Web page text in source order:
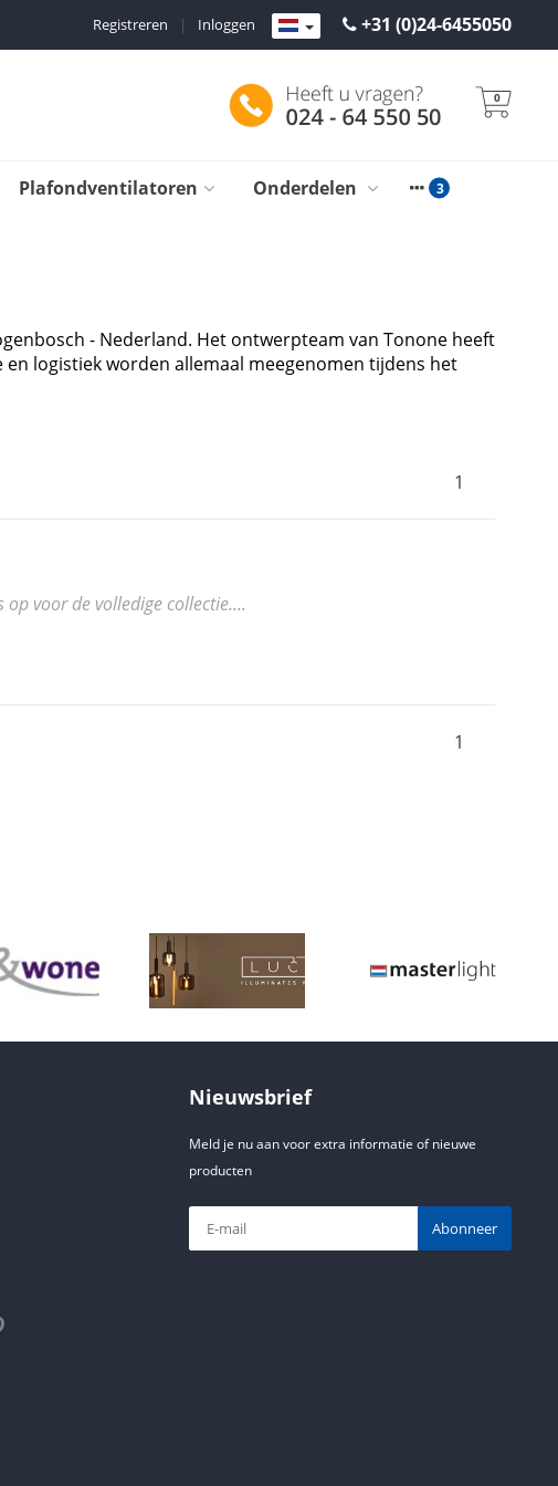
+31 (0)24-6455050
Inloggen
|
Registreren
0
Plafondventilatoren Onderdelen
- Nederland. Het ontwerpteam van Tonone heeft
logistiek worden allemaal meegenomen tijdens het
1
voor de volledige collectie....
1
Nieuwsbrief
Meld je nu aan voor extra informatie of nieuwe
producten
Abonneer